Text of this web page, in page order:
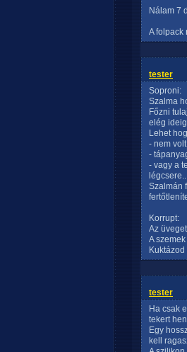
Nálam 7
A folpack
tester
Soproni:
Szalma
Főzni
elég
Lehet
- nem
-
- vagy a
Szalmán
Korrupt:
Az
A
tester
Ha csak
tekert
Egy
kell